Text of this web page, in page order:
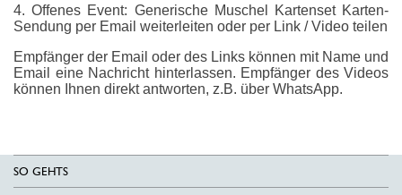
4. Offenes Event: Generische Muschel Kartenset Karten-
Sendung per Email weiterleiten oder per Link / Video teilen
Empfänger der Email oder des Links können mit Name und
Email eine Nachricht hinterlassen. Empfänger des Videos
können Ihnen direkt antworten, z.B. über WhatsApp.
SO GEHTS